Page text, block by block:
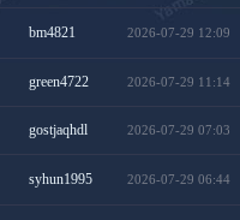
bm4821 2026-07-29 12:09
green4722 2026-07-29 11:14
gostjaqhdl 2026-07-29 07:03
syhun1995 2026-07-29 06:44